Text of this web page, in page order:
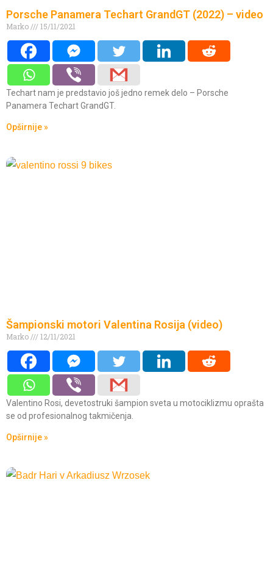
Porsche Panamera Techart GrandGT (2022) – video
Marko 15/11/2021
Techart nam je predstavio još jedno remek delo – Porsche
Panamera Techart GrandGT.
Opširnije »
Šampionski motori Valentina Rosija (video)
Marko 12/11/2021
Valentino Rosi, devetostruki šampion sveta u motociklizmu oprašta
se od profesionalnog takmičenja.
Opširnije »